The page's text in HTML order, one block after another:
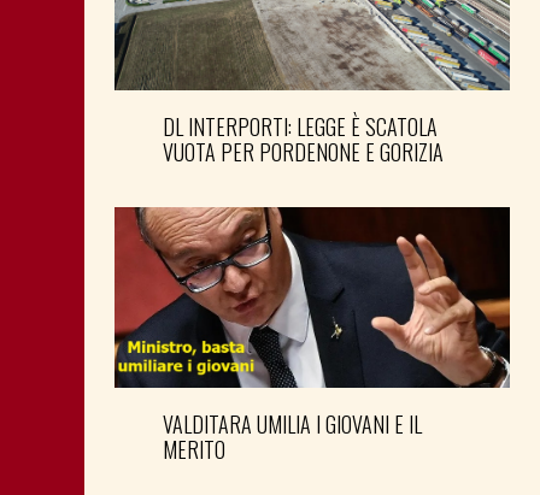
DL INTERPORTI: LEGGE È SCATOLA
VUOTA PER PORDENONE E GORIZIA
VALDITARA UMILIA I GIOVANI E IL
MERITO